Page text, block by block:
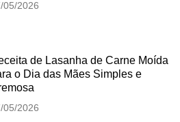
05/2026
de Lasanha de Carne Moída
o Dia das Mães Simples e
05/2026